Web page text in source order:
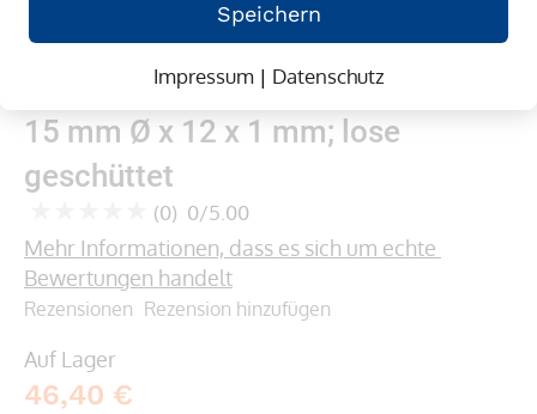
Speichern
Impressum| Datenschutz
Anfang
der
Bildergalerie
springen
Gummibänder, natur/transparent;
15 mm Ø x 12 x 1 mm; lose
geschüttet
0
% of100
(0) 0/5.00
Mehr Informationen, dass es sich um echte
Bewertungen handelt
Rezensionen Rezension hinzufügen
Auf Lager
46,40 €